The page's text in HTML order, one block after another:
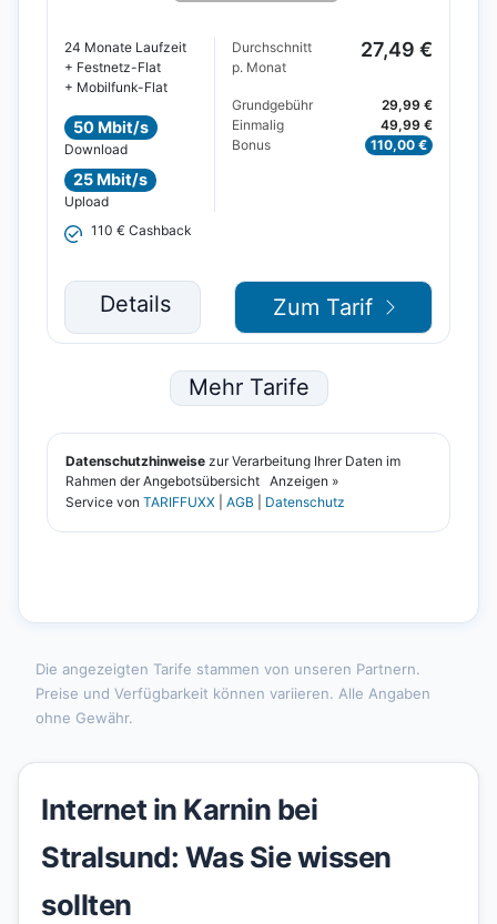
Die angezeigten Tarife stammen von unseren Partnern.
Preise und Verfügbarkeit können variieren. Alle Angaben
ohne Gewähr.
Internet in Karnin bei
Stralsund: Was Sie wissen
sollten